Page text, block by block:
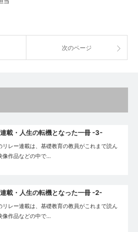
次のページ
連載・人生の転機となった一冊 -3-
リレー連載は、基礎教育の教員がこれまで読ん
像作品などの中で…
載・人生の転機となった一冊 -2-
リレー連載は、基礎教育の教員がこれまで読ん
像作品などの中で…